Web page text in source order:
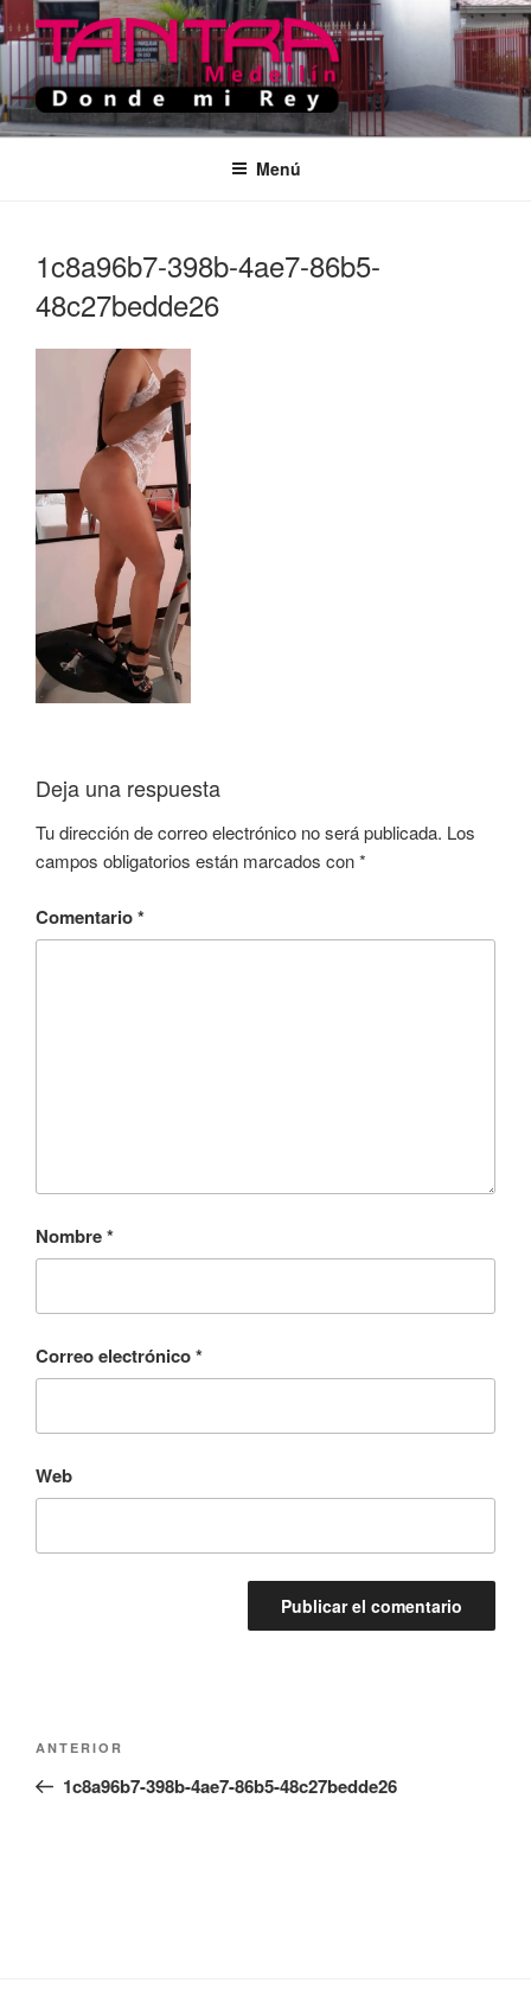
Saltar
al
contenido
TANTRA MEDELLIN
Donde Mi Rey
Menú
1c8a96b7-398b-4ae7-86b5-
48c27bedde26
Deja una respuesta
Tu dirección de correo electrónico no será publicada. Los
campos obligatorios están marcados con*
Comentario*
Nombre*
Correo electrónico*
Web
entradas
Entrada
anterior:
ANTERIOR
1c8a96b7-398b-4ae7-86b5-48c27bedde26